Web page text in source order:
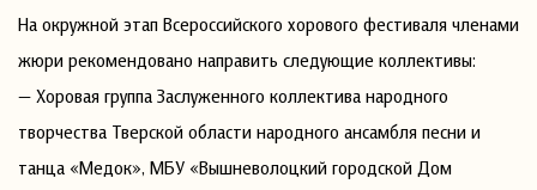
На окружной этап Всероссийского хорового фестиваля членами
жюри рекомендовано направить следующие коллективы:
— Хоровая группа Заслуженного коллектива народного
творчества Тверской области народного ансамбля песни и
танца «Медок», МБУ «Вышневолоцкий городской Дом